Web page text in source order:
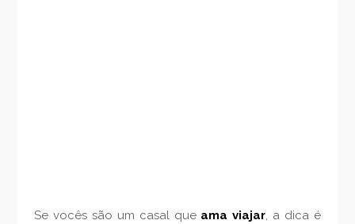
Se vocês são um casal queama viajar, a dica é